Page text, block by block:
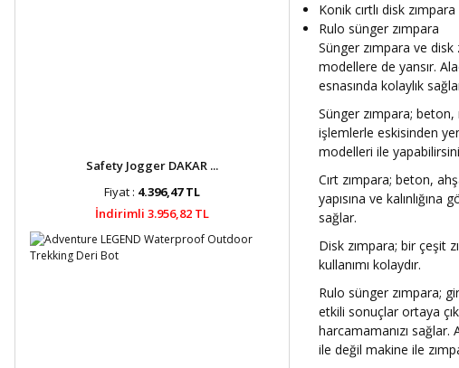
Safety Jogger DAKAR ...
Fiyat : 4.396,47 TL
İndirimli 3.956,82 TL
Konik cırtlı disk zımpara
Rulo sünger zımpara
Sünger zımpara ve disk
modellere de yansır.
esnasında kolaylık
Sünger zımpara;
işlemlerle eskisinden
modelleri ile
Cırt zımpara; beton,
yapısına ve
sağlar.
Disk zımpara; bir çeşit
kullanımı kolaydır.
Rulo sünger zımpara;
etkili sonuçlar ortaya
harcamamanızı
ile değil makine ile